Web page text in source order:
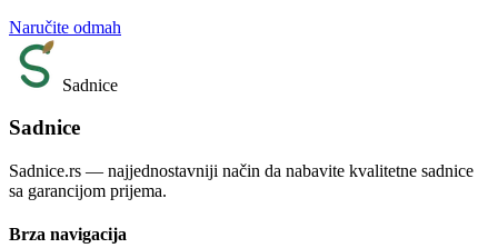
Naručite odmah
Sadnice
Sadnice
Sadnice.rs — najjednostavniji način da nabavite kvalitetne sadnice
sa garancijom prijema.
Brza navigacija